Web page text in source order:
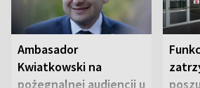
Ambasador
Kwiatkowski na
pożegnalnej audiencji u